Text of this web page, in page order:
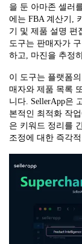
을 둔 아마존 셀러
에는 FBA 계산기,
기 및 제품 설명 편
도구는 판매자가
하고, 마진을 추정
이 도구는 플랫폼
매자와 제품 목록
니다. SellerApp은
본적인 최적화 작
은 키워드 정리를
조정에 대한 즉각